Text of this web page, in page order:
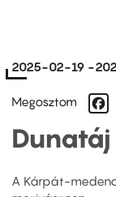
2025-02-19 -
Megosztom
Dunatáj
A Kárpát-